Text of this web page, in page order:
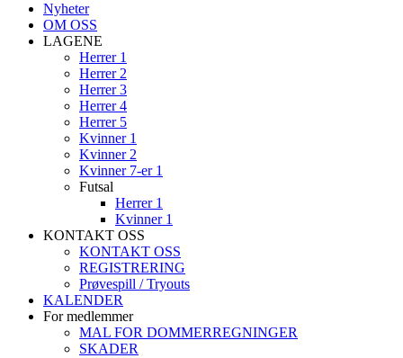
Nyheter
OM OSS
LAGENE
Herrer 1
Herrer 2
Herrer 3
Herrer 4
Herrer 5
Kvinner 1
Kvinner 2
Kvinner 7-er 1
Futsal
Herrer 1
Kvinner 1
KONTAKT OSS
KONTAKT OSS
REGISTRERING
Prøvespill / Tryouts
KALENDER
For medlemmer
MAL FOR DOMMERREGNINGER
SKADER